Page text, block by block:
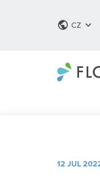
public CZ keyboard_arrow_down
12 JUL